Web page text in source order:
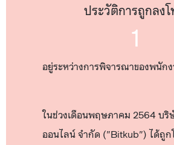
ประวัติการถูกลง
1
อยู่ระหว่างการพิจารณาของพนัก
ในช่วงเดือนพฤษภาคม 2564 บ
ออนไลน์ จำกัด ("Bitkub") ได้ถูก